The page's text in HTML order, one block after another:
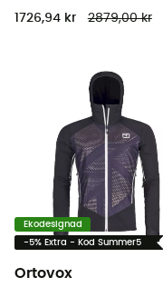
1726,94 kr 2879,00 kr
Ekodesignad
-5% Extra - Kod Summer5
Ortovox